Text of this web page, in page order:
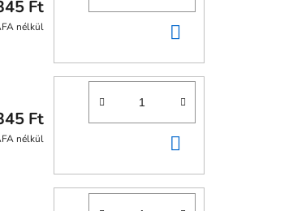
Ft
nélkül
Ft
nélkül